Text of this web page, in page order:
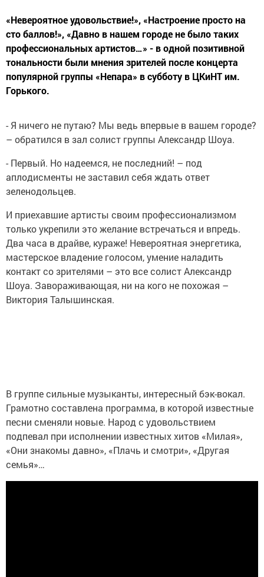
«Невероятное удовольствие!», «Настроение просто на
сто баллов!», «Давно в нашем городе не было таких
профессиональных артистов…» - в одной позитивной
тональности были мнения зрителей после концерта
популярной группы «Непара» в субботу в ЦКиНТ им.
Горького.
- Я ничего не путаю? Мы ведь впервые в вашем городе?
– обратился в зал солист группы Александр Шоуа.
- Первый. Но надеемся, не последний! – под
аплодисменты не заставил себя ждать ответ
зеленодольцев.
И приехавшие артисты своим профессионализмом
только укрепили это желание встречаться и впредь.
Два часа в драйве, кураже! Невероятная энергетика,
мастерское владение голосом, умение наладить
контакт со зрителями – это все солист Александр
Шоуа. Завораживающая, ни на кого не похожая –
Виктория Талышинская.
В группе сильные музыканты, интересный бэк-вокал.
Грамотно составлена программа, в которой известные
песни сменяли новые. Народ с удовольствием
подпевал при исполнении известных хитов «Милая»,
«Они знакомы давно», «Плачь и смотри», «Другая
семья»…